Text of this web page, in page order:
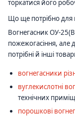
торкатися його
Що ще потрібно для
Вогнегасник ОУ-
пожежогасіння, але
потрібні й інші
вогнегасники
вуглекислотні
технічних
порошкові